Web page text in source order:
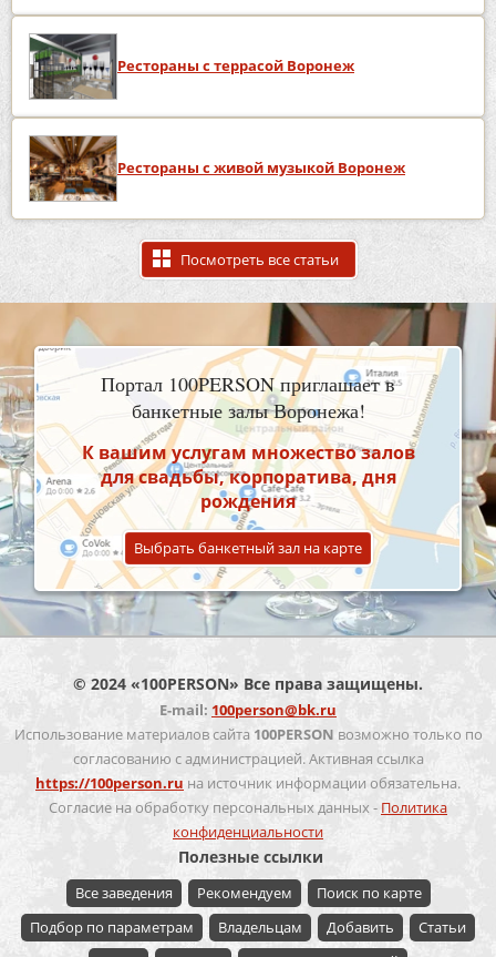
Рестораны с террасой Воронеж
Рестораны с живой музыкой Воронеж
Посмотреть все статьи
Портал 100PERSON приглашает в
банкетные залы Воронежа!
К вашим услугам множество залов
для свадьбы, корпоратива, дня
рождения
Выбрать банкетный зал на карте
© 2024 «100PERSON» Все права защищены.
E-mail: 100person@bk.ru
Использование материалов сайта 100PERSON возможно только по
согласованию с администрацией. Активная ссылка
https://100person.ru на источник информации обязательна.
Согласие на обработку персональных данных - Политика
конфиденциальности
Полезные ссылки
Все заведения Рекомендуем
Поиск по карте
Подбор по параметрам
Владельцам Добавить
Статьи